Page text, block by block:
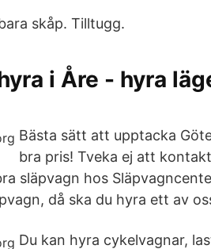
skåp. Tilltugg.
i Åre - hyra
Bästa sätt att upptacka
bra pris! Tveka ej att
släpvagn hos
då ska du hyra ett av
Du kan hyra cykelvagnar,